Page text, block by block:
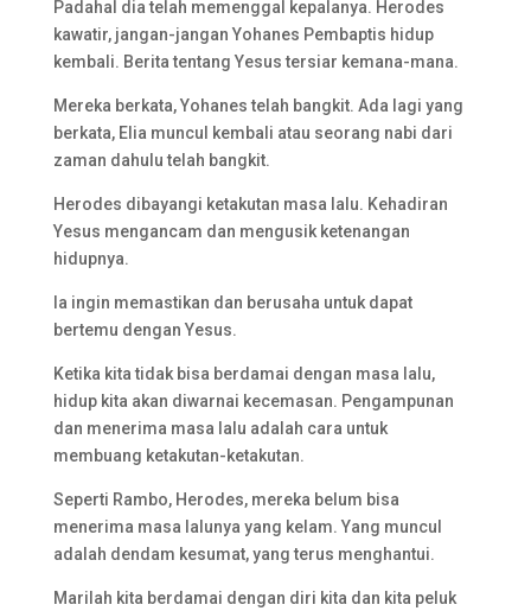
Padahal dia telah memenggal kepalanya. Herodes
kawatir, jangan-jangan Yohanes Pembaptis hidup
kembali. Berita tentang Yesus tersiar kemana-mana.
Mereka berkata, Yohanes telah bangkit. Ada lagi yang
berkata, Elia muncul kembali atau seorang nabi dari
zaman dahulu telah bangkit.
Herodes dibayangi ketakutan masa lalu. Kehadiran
Yesus mengancam dan mengusik ketenangan
hidupnya.
Ia ingin memastikan dan berusaha untuk dapat
bertemu dengan Yesus.
Ketika kita tidak bisa berdamai dengan masa lalu,
hidup kita akan diwarnai kecemasan. Pengampunan
dan menerima masa lalu adalah cara untuk
membuang ketakutan-ketakutan.
Seperti Rambo, Herodes, mereka belum bisa
menerima masa lalunya yang kelam. Yang muncul
adalah dendam kesumat, yang terus menghantui.
Marilah kita berdamai dengan diri kita dan kita peluk